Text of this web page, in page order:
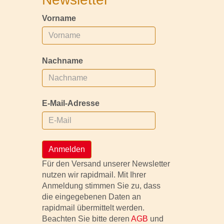
Vorname
Nachname
E-Mail-Adresse
Anmelden
Für den Versand unserer Newsletter
nutzen wir rapidmail. Mit Ihrer
Anmeldung stimmen Sie zu, dass
die eingegebenen Daten an
rapidmail übermittelt werden.
Beachten Sie bitte deren AGB und